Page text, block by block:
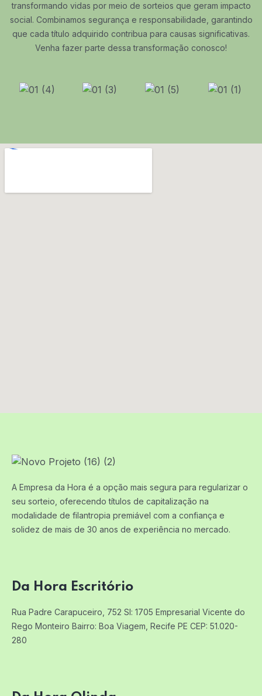
transformando vidas por meio de sorteios que geram impacto
social. Combinamos segurança e responsabilidade, garantindo
que cada título adquirido contribua para causas significativas.
Venha fazer parte dessa transformação conosco!
A Empresa da Hora é a opção mais segura para regularizar o
seu sorteio, oferecendo títulos de capitalização na
modalidade de filantropia premiável com a confiança e
solidez de mais de 30 anos de experiência no mercado.
Da Hora Escritório
Rua Padre Carapuceiro, 752 Sl: 1705 Empresarial Vicente do
Rego Monteiro Bairro: Boa Viagem, Recife PE CEP: 51.020-
280